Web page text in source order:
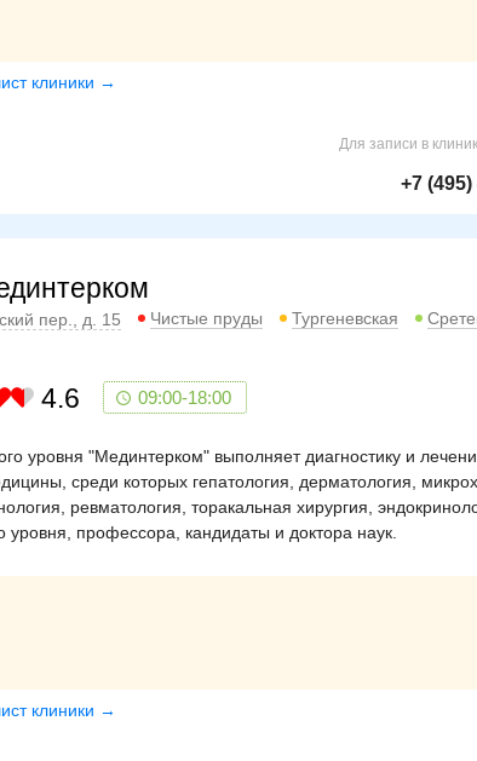
клиники →
Для записи в
+7
пер., д. 15 Чистые пруды Тургеневская
4.6 09:00-18:00
уровня "Мединтерком" выполняет диагностику и
среди которых гепатология, дерматология,
ревматология, торакальная хирургия,
уровня, профессора, кандидаты и доктора наук.
клиники →